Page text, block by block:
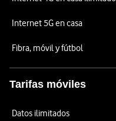
Internet 5G en casa
Fibra, móvil y fútbol
Tarifas móviles
Datos ilimitados